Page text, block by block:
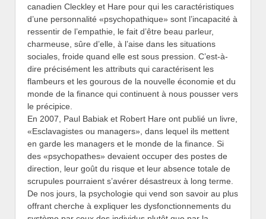
canadien Cleckley et Hare pour qui les caractéristiques
d’une personnalité «psychopathique» sont l’incapacité à
ressentir de l’empathie, le fait d’être beau parleur,
charmeuse, sûre d’elle, à l’aise dans les situations
sociales, froide quand elle est sous pression. C’est-à-
dire précisément les attributs qui caractérisent les
flambeurs et les gourous de la nouvelle économie et du
monde de la finance qui continuent à nous pousser vers
le précipice.
En 2007, Paul Babiak et Robert Hare ont publié un livre,
«Esclavagistes ou managers», dans lequel ils mettent
en garde les managers et le monde de la finance. Si
des «psychopathes» devaient occuper des postes de
direction, leur goût du risque et leur absence totale de
scrupules pourraient s’avérer désastreux à long terme.
De nos jours, la psychologie qui vend son savoir au plus
offrant cherche à expliquer les dysfonctionnements du